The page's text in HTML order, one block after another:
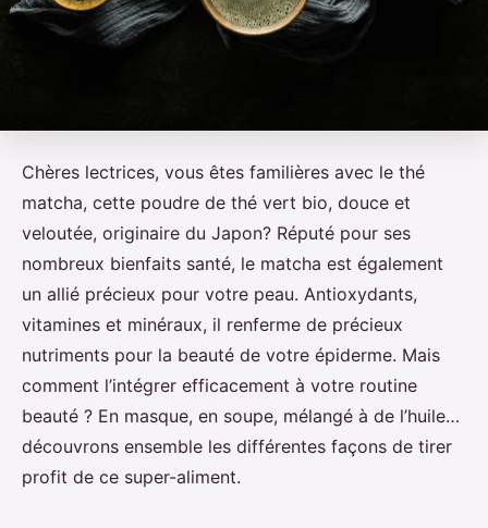
Chères lectrices, vous êtes familières avec le thé
matcha, cette poudre de thé vert bio, douce et
veloutée, originaire du Japon? Réputé pour ses
nombreux bienfaits santé, le matcha est également
un allié précieux pour votre peau. Antioxydants,
vitamines et minéraux, il renferme de précieux
nutriments pour la beauté de votre épiderme. Mais
comment l’intégrer efficacement à votre routine
beauté ? En masque, en soupe, mélangé à de l’huile…
découvrons ensemble les différentes façons de tirer
profit de ce super-aliment.